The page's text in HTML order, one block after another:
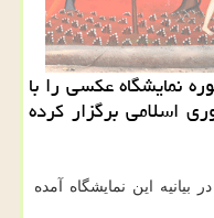
نمایشگاه عكسی را با
اسلامی برگزار كرده
بیانیه این نمایشگاه آمده